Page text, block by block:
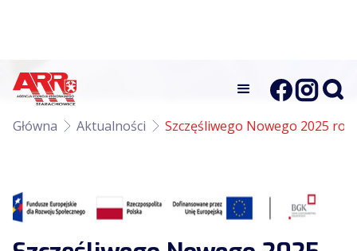
Główna Aktualności Szczęśliwego Nowego 2025